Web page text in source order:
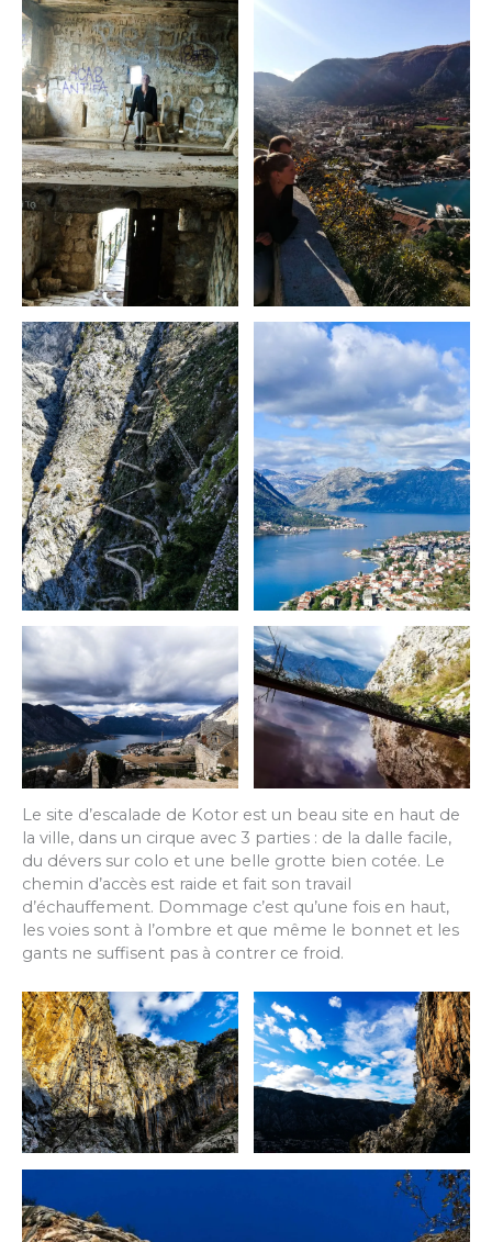
Le site d’escalade de Kotor est un beau site en haut de
la ville, dans un cirque avec 3 parties : de la dalle facile,
du dévers sur colo et une belle grotte bien cotée. Le
chemin d’accès est raide et fait son travail
d’échauffement. Dommage c’est qu’une fois en haut,
les voies sont à l’ombre et que même le bonnet et les
gants ne suffisent pas à contrer ce froid.